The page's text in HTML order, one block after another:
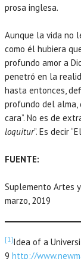
prosa inglesa.
Aunque la vida no
como él hubiera
profundo amor a
penetró en la
hasta entonces,
profundo del alma,
cara”. No es de
loquitur”. Es decir
FUENTE:
Suplemento Artes y
marzo, 2019
[1]Idea of a
9 http://